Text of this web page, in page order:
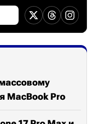
MacBook Pro